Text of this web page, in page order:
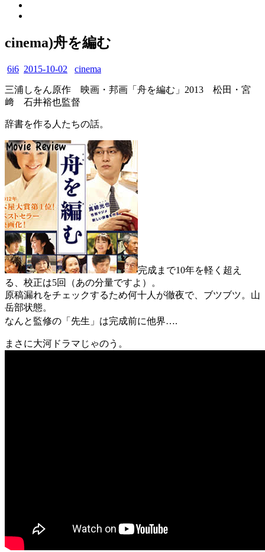
cinema)舟を編む
6i6 2015-10-02 cinema
三浦しをん原作 映画・邦画「舟を編む」2013 松田・宮
﨑 石井裕也監督
辞書を作る人たちの話。
完成まで10年を軽く超え
る、校正は5回（あの分量ですよ）。
原稿漏れをチェックするため何十人が徹夜で、ブツブツ。山
岳部状態。
なんと 監修の「先生」は完成前に他界….
まさに大河ドラマじゃのう。